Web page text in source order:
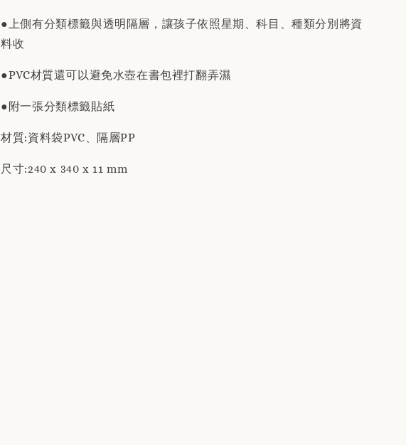
●上側有分類標籤與透明隔層，讓孩子依照星期、科目、種類分別將資
料收
●PVC材質還可以避免水壺在書包裡打翻弄濕
●附一張分類標籤貼紙
材質:資料袋PVC、隔層PP
尺寸:240 x 340 x 11 mm